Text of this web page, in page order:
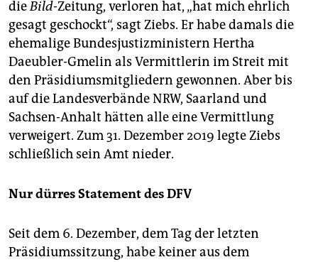
dieBild-Zeitung, verloren hat, „hat mich ehrlich
gesagt geschockt“, sagt Ziebs. Er habe damals die
ehemalige Bundesjustizministern Hertha
Daeubler-Gmelin als Vermittlerin im Streit mit
den Präsidiumsmitgliedern gewonnen. Aber bis
auf die Landesverbände NRW, Saarland und
Sachsen-Anhalt hätten alle eine Vermittlung
verweigert. Zum 31. Dezember 2019 legte Ziebs
schließlich sein Amt nieder.
Nur dürres Statement des DFV
Seit dem 6. Dezember, dem Tag der letzten
Präsidiumssitzung, habe keiner aus dem